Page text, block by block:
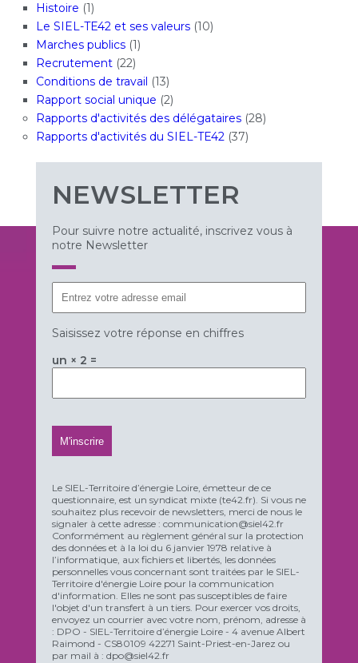
Histoire (1)
Le SIEL-TE42 et ses valeurs(10)
Marches publics(1)
Recrutement(22)
Conditions de travail (13)
Rapport social unique (2)
Rapports d'activités des délégataires(28)
Rapports d'activités du SIEL-TE42(37)
NEWSLETTER
Pour suivre notre actualité, inscrivez vous à
notre Newsletter
Saisissez votre réponse en chiffres
un × 2 =
Le SIEL-Territoire d’énergie Loire, émetteur de ce
questionnaire, est un syndicat mixte (te42.fr). Si vous ne
souhaitez plus recevoir de newsletters, merci de nous le
signaler à cette adresse : communication@siel42.fr
Conformément au règlement général sur la protection
des données et à la loi du 6 janvier 1978 relative à
l’informatique, aux fichiers et libertés, les données
personnelles vous concernant sont traitées par le SIEL-
Territoire d'énergie Loire pour la communication
d'information. Elles ne sont pas susceptibles de faire
l'objet d'un transfert à un tiers. Pour exercer vos droits,
envoyez un courrier avec votre nom, prénom, adresse à
: DPO - SIEL-Territoire d’énergie Loire - 4 avenue Albert
Raimond - CS80109 42271 Saint-Priest-en-Jarez ou
par mail à : dpo@siel42.fr